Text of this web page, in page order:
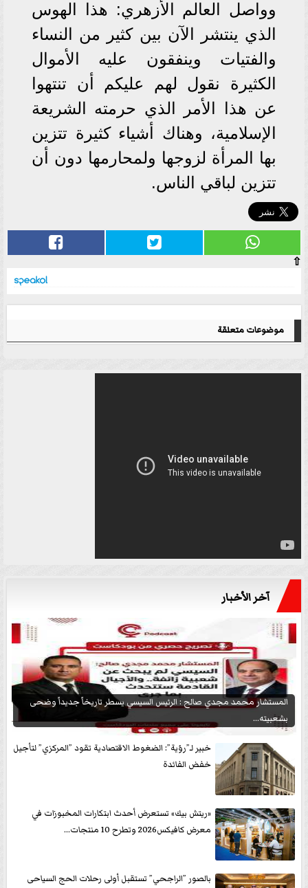
وواصل العالم الأزهري: هذا الهوس
الذي ينتشر الآن بين كثير من النساء
والفتيات وينفقون عليه الأموال
الكثيرة نقول لهم عليكم أن تنتهوا
عن هذا الأمر الذي حرمته الشريعة
الإسلامية، وهناك أشياء كثيرة تتزين
بها المرأة لزوجها ولمحارمها دون أن
تتزين لباقي الناس.
⇧
موضوعات متعلقة
آخر الأخبار
المستشار محمد مجدي صالح : الرئيس السيسي يسطر تاريخاً جديداً وضحى
بشعبيته...
خبير لـ”رؤية”: الضغوط الاقتصادية تقود ”المركزي” لتأجيل
خفض الفائدة
«ريتش بيك» تستعرض أحدث ابتكارات المخبوزات في
معرض كافيكس2026 وتطرح 10 منتجات...
بالصور ”الراجحي” تستقبل أولى رحلات الحج السياحى